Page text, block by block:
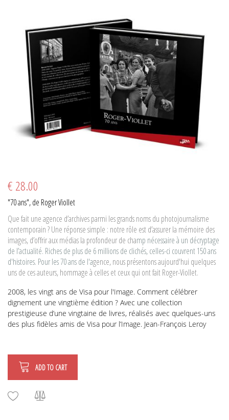
€ 28.00
"70 ans", de Roger Viollet
Que fait une agence d’archives parmi les grands noms du photojournalisme
contemporain ? Une réponse simple : notre rôle est d’assurer la mémoire des
images, d’offrir aux médias la profondeur de champ nécessaire à un décryptage
de l’actualité. Riches de plus de 6 millions de clichés, celles-ci couvrent 150 ans
d'histoires. Pour les 70 ans de l'agence, nous présentons aujourd'hui quelques
uns de ces auteurs, hommage à celles et ceux qui ont fait Roger-Viollet.
2008, les vingt ans de Visa pour l'Image. Comment célébrer
dignement une vingtième édition ? Avec une collection
prestigieuse d’une vingtaine de livres, réalisés avec quelques-uns
des plus fidèles amis de Visa pour l’Image. Jean-François Leroy
ADD TO CART